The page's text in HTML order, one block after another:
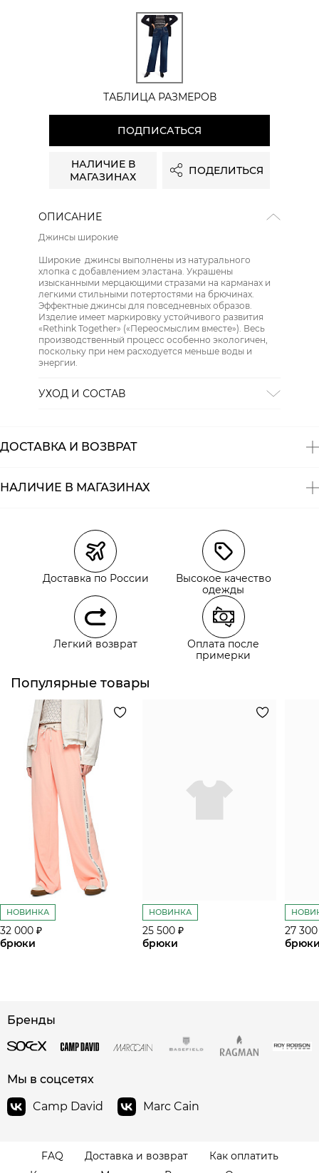
ТАБЛИЦА РАЗМЕРОВ
ПОДПИСАТЬСЯ
НАЛИЧИЕ В
МАГАЗИНАХ
ПОДЕЛИТЬСЯ
ОПИСАНИЕ
Джинсы широкие
Широкие джинсы выполнены из натурального
хлопка с добавлением эластана. Украшены
изысканными мерцающими стразами на карманах и
легкими стильными потертостями на брючинах.
Эффектные джинсы для повседневных образов.
Изделие имеет маркировку устойчивого развития
«Rethink Together» («Переосмыслим вместе»). Весь
производственный процесс особенно экологичен,
поскольку при нем расходуется меньше воды и
энергии.
УХОД И СОСТАВ
ДОСТАВКА И ВОЗВРАТ
Курьерская доставка СДЭК
Самовывоз из пункта выдачи СДЭК
Самовывоз из наших магазинов
Самовывоз из пункта выдачи СДЭК
НАЛИЧИЕ В МАГАЗИНАХ
Доставка по России
Высокое качество
одежды
Легкий возврат
Оплата после
примерки
Популярные товары
НОВИНКА
32 000 ₽
брюки
НОВИНКА
25 500 ₽
брюки
27
Бренды
Мы в соцсетях
Camp David
Marc Cain
FAQ Доставка и возврат
Как оплатить